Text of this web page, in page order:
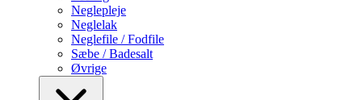
Neglepleje
Neglelak
Neglefile / Fodfile
Sæbe / Badesalt
Øvrige